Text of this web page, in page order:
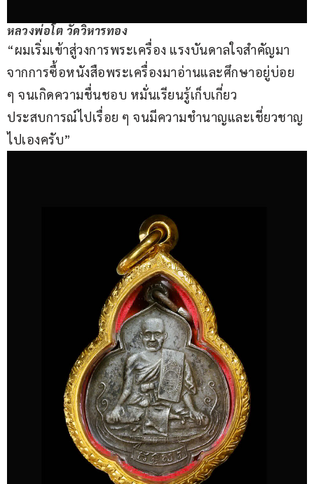
หลวงพ่อโต วัดวิหารทอง
“ผมเริ่มเข้าสู่วงการพระเครื่อง แรงบันดาลใจสำคัญมา
จากการซื้อหนังสือพระเครื่องมาอ่านและศึกษาอยู่บ่อย
ๆ จนเกิดความชื่นชอบ หมั่นเรียนรู้เก็บเกี่ยว
ประสบการณ์ไปเรื่อย ๆ จนมีความชำนาญและเชี่ยวชาญ
ไปเองครับ”